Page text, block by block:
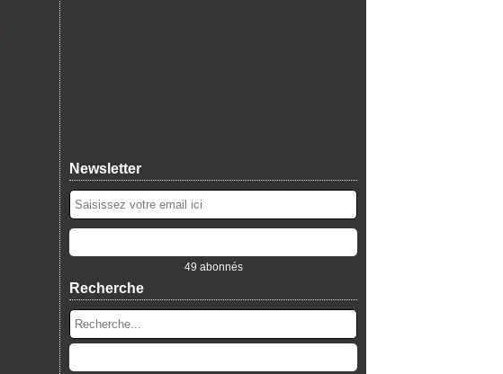
Newsletter
49 abonnés
Recherche